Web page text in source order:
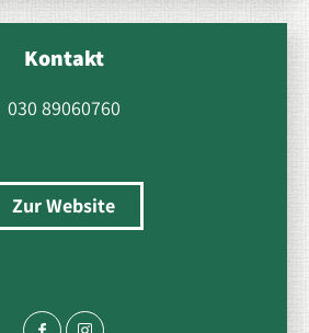
Kontakt
030 89060760
Zur Website